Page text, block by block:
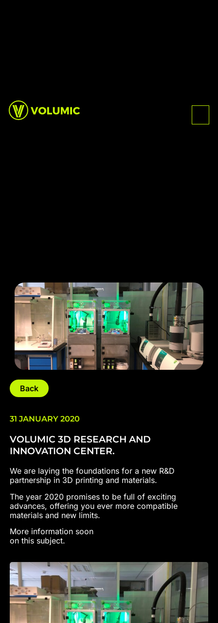
Back
31 JANUARY 2020
VOLUMIC 3D RESEARCH AND
INNOVATION CENTER.
We are laying the foundations for a new R&D
partnership in 3D printing and materials.
The year 2020 promises to be full of exciting
advances, offering you ever more compatible
materials and new limits.
More information soon
on this subject.